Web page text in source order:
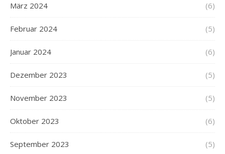
März 2024 (6)
Februar 2024 (5)
Januar 2024 (6)
Dezember 2023 (5)
November 2023 (5)
Oktober 2023 (6)
September 2023 (5)